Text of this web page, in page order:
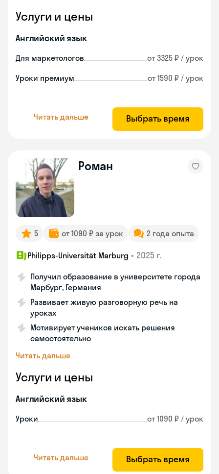
Услуги и цены
Английский язык
Для маркетологов от 3325 ₽ / урок
Уроки премиум от 1590 ₽ / урок
Читать дальше Выбрать время
Роман
5 от 1090 ₽ за урок 2 года опыта
Philipps-Universität Marburg • 2025 г.
Получил образование в университете города
Марбург, Германия
Развивает живую разговорную речь на
уроках
Мотивирует учеников искать решения
самостоятельно
Читать дальше
Услуги и цены
Английский язык
Уроки от 1090 ₽ / урок
Читать дальше Выбрать время